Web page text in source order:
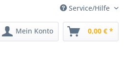
Service/Hilfe
Mein Konto 0,00 € *